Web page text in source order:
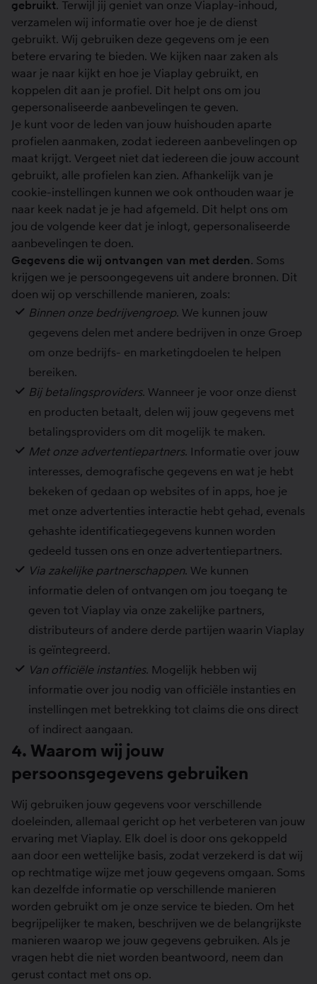
gebruikt. Terwijl jij geniet van onze Viaplay-inhoud,
verzamelen wij informatie over hoe je de dienst
gebruikt. Wij gebruiken deze gegevens om je een
betere ervaring te bieden. We kijken naar zaken als
waar je naar kijkt en hoe je Viaplay gebruikt, en
koppelen dit aan je profiel. Dit helpt ons om jou
gepersonaliseerde aanbevelingen te geven.
Je kunt voor de leden van jouw huishouden aparte
profielen aanmaken, zodat iedereen aanbevelingen op
maat krijgt. Vergeet niet dat iedereen die jouw account
gebruikt, alle profielen kan zien. Afhankelijk van je
cookie-instellingen kunnen we ook onthouden waar je
naar keek nadat je je had afgemeld. Dit helpt ons om
jou de volgende keer dat je inlogt, gepersonaliseerde
aanbevelingen te doen.
Gegevens die wij ontvangen van met derden. Soms
krijgen we je persoongegevens uit andere bronnen. Dit
doen wij op verschillende manieren, zoals:
Binnen onze bedrijvengroep. We kunnen jouw
gegevens delen met andere bedrijven in onze Groep
om onze bedrijfs- en marketingdoelen te helpen
bereiken.
Bij betalingsproviders. Wanneer je voor onze dienst
en producten betaalt, delen wij jouw gegevens met
betalingsproviders om dit mogelijk te maken.
Met onze advertentiepartners. Informatie over jouw
interesses, demografische gegevens en wat je hebt
bekeken of gedaan op websites of in apps, hoe je
met onze advertenties interactie hebt gehad, evenals
gehashte identificatiegegevens kunnen worden
gedeeld tussen ons en onze advertentiepartners.
Via zakelijke partnerschappen. We kunnen
informatie delen of ontvangen om jou toegang te
geven tot Viaplay via onze zakelijke partners,
distributeurs of andere derde partijen waarin Viaplay
is geïntegreerd.
Van officiële instanties. Mogelijk hebben wij
informatie over jou nodig van officiële instanties en
instellingen met betrekking tot claims die ons direct
of indirect aangaan.
4. Waarom wij jouw
persoonsgegevens gebruiken
Wij gebruiken jouw gegevens voor verschillende
doeleinden, allemaal gericht op het verbeteren van jouw
ervaring met Viaplay. Elk doel is door ons gekoppeld
aan door een wettelijke basis, zodat verzekerd is dat wij
op rechtmatige wijze met jouw gegevens omgaan. Soms
kan dezelfde informatie op verschillende manieren
worden gebruikt om je onze service te bieden. Om het
begrijpelijker te maken, beschrijven we de belangrijkste
manieren waarop we jouw gegevens gebruiken. Als je
vragen hebt die niet worden beantwoord, neem dan
gerust contact met ons op.